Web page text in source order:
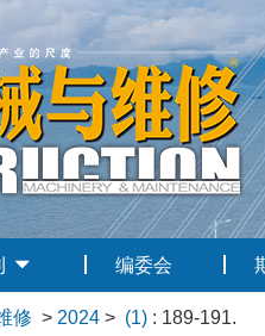
编委会
修 > 2024 > (1) : 189-191.